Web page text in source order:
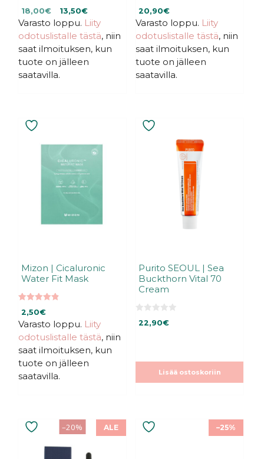
5:stä
Alkuperäinen
hinta
oli:
18,00€.
18,00€Nykyinen
hinta
on:
18,00€.
13,50€
Varasto loppu. Liity
odotuslistalle tästä, niin
saat ilmoituksen, kun
tuote on jälleen
saatavilla.
5:stä
20,90€
Varasto loppu. Liity
odotuslistalle tästä, niin
saat ilmoituksen, kun
tuote on jälleen
saatavilla.
Mizon | Cicaluronic
Water Fit Mask
4.90
5:stä
2,50€
Varasto loppu. Liity
odotuslistalle tästä, niin
saat ilmoituksen, kun
tuote on jälleen
saatavilla.
Purito SEOUL | Sea
Buckthorn Vital 70
Cream
0
522,90€
Lisää ostoskoriin
ALE
–20% –25%